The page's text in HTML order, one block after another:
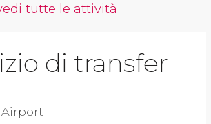
tutte le attività
di transfer
Airport